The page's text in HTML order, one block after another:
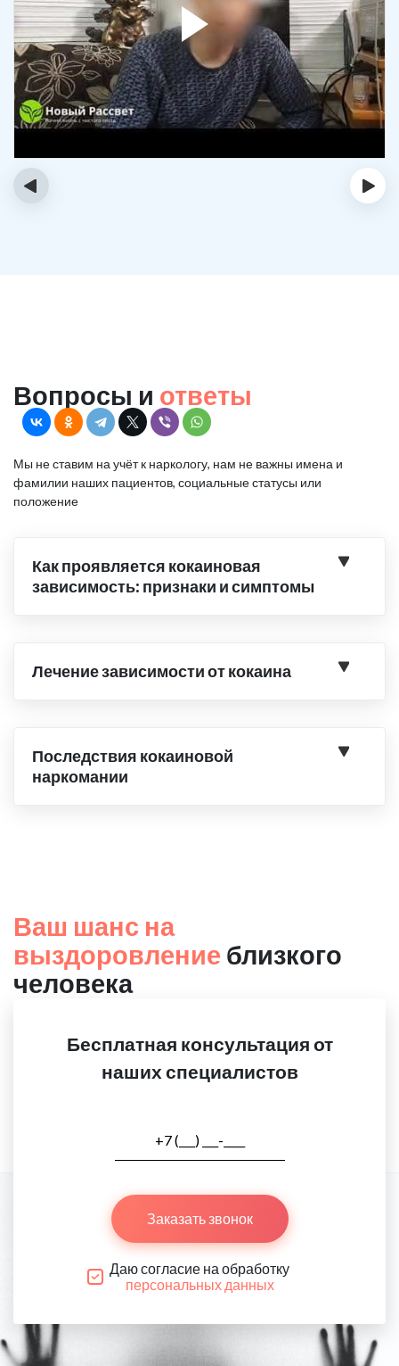
‹ ›
Вопросы и ответы
Мы не ставим на учёт к наркологу, нам не важны имена и
фамилии наших пациентов, социальные статусы или
положение
Как проявляется кокаиновая
зависимость: признаки и симптомы
Лечение зависимости от кокаина
Последствия кокаиновой
наркомании
Ваш шанс на
выздоровление близкого
человека
Бесплатная консультация от
наших специалистов
Заказать звонок
Даю согласие на обработку
персональных данных